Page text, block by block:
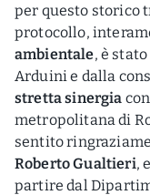
per questo storico
protocollo,
ambientale, è
Arduini e dalla
stretta sinergia
metropolitana di
sentito
Roberto Gualtieri,
partire dal